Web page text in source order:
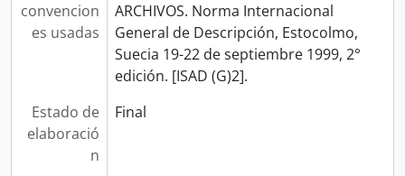
convencion
es usadas
ARCHIVOS. Norma Internacional
General de Descripción, Estocolmo,
Suecia 19-22 de septiembre 1999, 2°
edición. [ISAD (G)2].
Estado de
elaboració
n
Final